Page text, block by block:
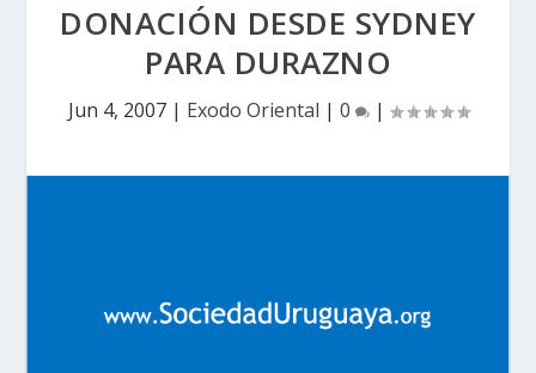
DONACIÓN DESDE SYDNEY
PARA DURAZNO
Jun 4, 2007| Exodo Oriental | 0 |